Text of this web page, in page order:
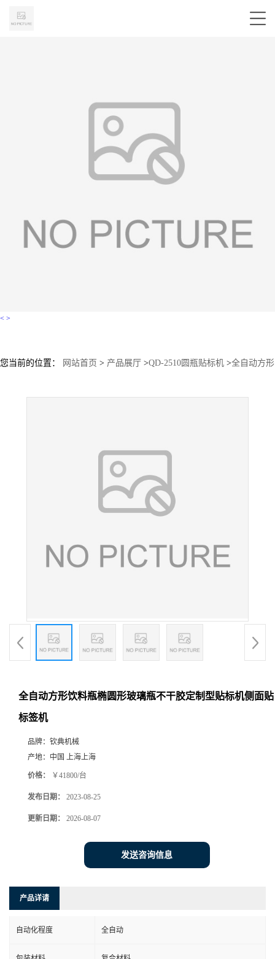
< >
您当前的位置： 网站首页 > 产品展厅 >QD-2510圆瓶贴标机 >全自动方形
全自动方形饮料瓶椭圆形玻璃瓶不干胶定制型贴标机侧面贴
标签机
品牌： 钦典机械
产地： 中国 上海上海
价格： ￥41800/台
发布日期： 2023-08-25
更新日期： 2026-08-07
发送咨询信息
产品详请
自动化程度 全自动